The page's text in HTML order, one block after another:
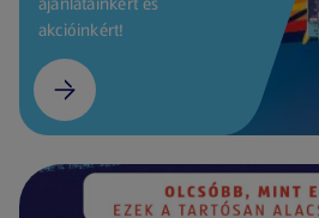
akcióinkért!